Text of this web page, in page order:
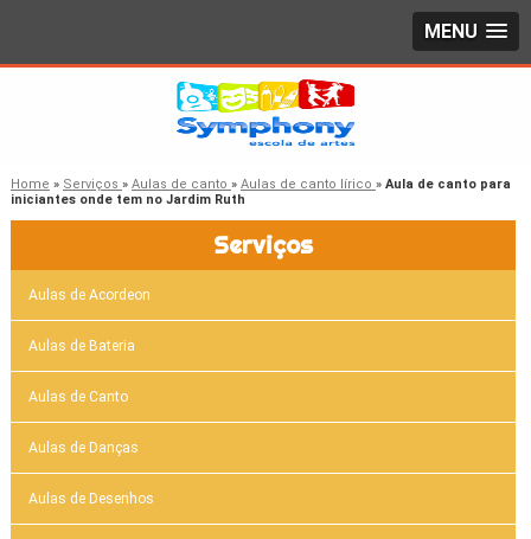
MENU
Home » Serviços » Aulas de canto » Aulas de canto lírico » Aula de canto para
iniciantes onde tem no Jardim Ruth
Serviços
Aulas de Acordeon
Aulas de Bateria
Aulas de Canto
Aulas de Danças
Aulas de Desenhos